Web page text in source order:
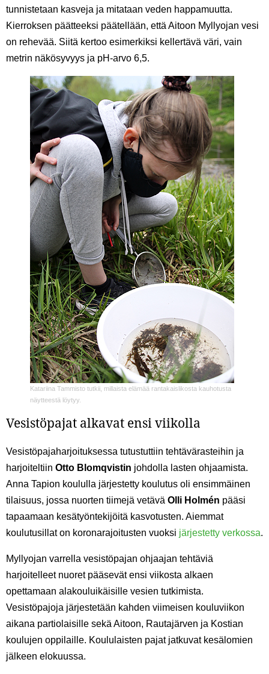
tunnistetaan kasveja ja mitataan veden happamuutta.
Kierroksen päätteeksi päätellään, että Aitoon Myllyojan vesi
on rehevää. Siitä kertoo esimerkiksi kellertävä väri, vain
metrin näkösyvyys ja pH-arvo 6,5.
Katariina Tammisto tutkii, millaista elämää rantakaislikosta kauhotusta
näytteestä löytyy.
Vesistöpajat alkavat ensi viikolla
Vesistöpajaharjoituksessa tutustuttiin tehtävärasteihin ja
harjoiteltiin Otto Blomqvistin johdolla lasten ohjaamista.
Anna Tapion koululla järjestetty koulutus oli ensimmäinen
tilaisuus, jossa nuorten tiimejä vetävä Olli Holmén pääsi
tapaamaan kesätyöntekijöitä kasvotusten. Aiemmat
koulutusillat on koronarajoitusten vuoksi järjestetty verkossa.
Myllyojan varrella vesistöpajan ohjaajan tehtäviä
harjoitelleet nuoret pääsevät ensi viikosta alkaen
opettamaan alakouluikäisille vesien tutkimista.
Vesistöpajoja järjestetään kahden viimeisen kouluviikon
aikana partiolaisille sekä Aitoon, Rautajärven ja Kostian
koulujen oppilaille. Koululaisten pajat jatkuvat kesälomien
jälkeen elokuussa.